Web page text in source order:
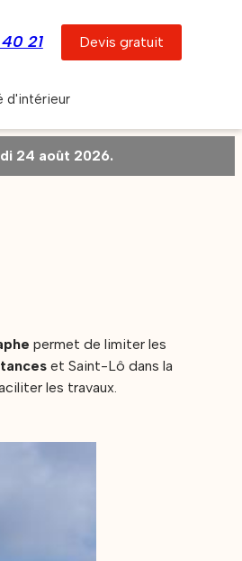
21 Devis gratuit
d'intérieur
24 août 2026.
permet de limiter les
et Saint-Lô dans la
les travaux.